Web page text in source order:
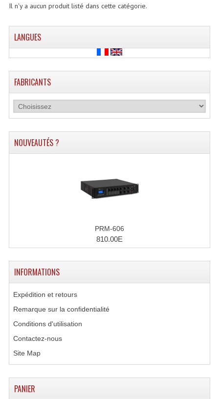
Location De Matériel
Le Matériel D´occasion
Accessoires Micro, Pieds De Régie
Diamants
Pieds D'enceintes
Amplificateurs Multi-Canaux
Egaliseur Egaliseurs
Il n'y a aucun produit listé dans cette catégorie.
LANGUES
FABRICANTS
NOUVEAUTÉS ?
PRM-606
810.00E
INFORMATIONS
Expédition et retours
Remarque sur la confidentialité
Conditions d'utilisation
Contactez-nous
Site Map
PANIER